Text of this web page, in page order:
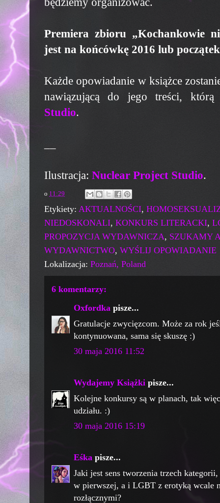
Premiera zbioru „Kochankowie
jest na końcówkę 2016 lub
Każde opowiadanie w książce
nawiązującą do jego treści,
Studio.
Ilustracja: Nuclear Project Studio.
o 11:29
Etykiety: AKTUALNOŚCI,
NIEDOSKONALI, KONKURS LITERACKI,
PROPOZYCJA WYDAWNICZA, SZUKAMY
WYDAWNICTWO, WYŚLIJ OPOWIADANIE
Lokalizacja: Poznań, Poland
6 komentarzy:
Oxfordka pisze...
Gratulacje zwycięzcom. Może za rok
kontynuowana, sama się skuszę :)
30 maja 2016 11:52
Wydajemy Książki pisze...
Kolejne konkursy są w planach, tak
udziału. :)
30 maja 2016 15:19
Eśka pisze...
Jaki jest sens tworzenia trzech
w pierwszej, a i LGBT z erotyką wcale
rozłącznymi?